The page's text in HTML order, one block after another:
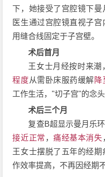
下，她接受了宫腔镜下曼
医生通过宫腔镜直视子
用缝合线固定于子宫壁。
术后首月
王女士月经按时来潮
程度从需卧床服药缓解 降
工作生活，"切子宫"的念头
术后三个月
复查B超显示曼月乐
接近正常 ，痛经基本消失
王女士摆脱了五年的经
作效率提高，不再因经期